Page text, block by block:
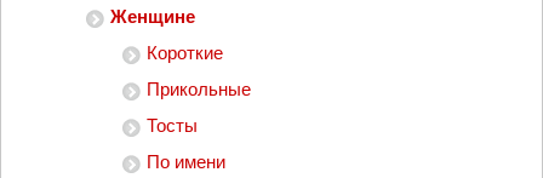
Женщине
Короткие
Прикольные
Тосты
По имени